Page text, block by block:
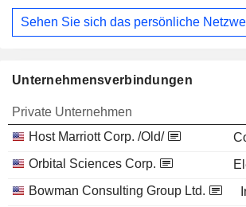
Sehen Sie sich das persönliche
Unternehmensverbindungen
Private Unternehmen
Host Marriott Corp. /Old/
Orbital Sciences Corp.
Bowman Consulting Group Ltd.